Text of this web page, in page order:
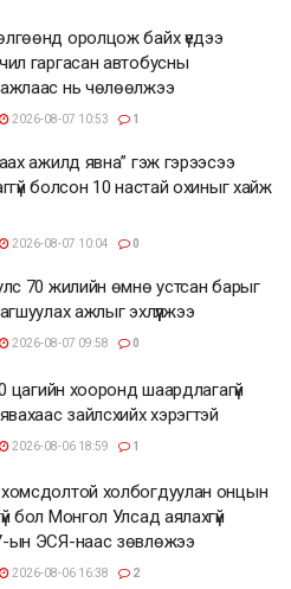
оролцож байх үедээ
гаргасан автобусны
нь чөлөөлжээ
2026-08-07 10:53 1
ажилд явна” гэж гэрээсээ
болсон 10 настай охиныг хайж
2026-08-07 10:04 0
70 жилийн өмнө устсан барыг
ажлыг эхлүүлжээ
2026-08-07 09:58 0
цагийн хооронд шаардлагагүй
зайлсхийх хэрэгтэй
2026-08-06 18:59 1
холбогдуулан онцын
бол Монгол Улсад аялахгүй
ын ЭСЯ-наас зөвлөжээ
2026-08-06 16:38 2